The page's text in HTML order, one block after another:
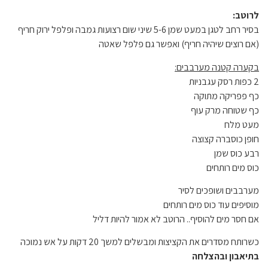
לרוטב:
בסיר רחב לטגן במעט שמן 5-6 שיני שום רצועות גמבה ופלפל ירוק חריף
(אם רוצים שיהיה חריף) ואפשר גם פלפל שאטה
בקערה קטנה מערבבים:
2 כפות רסק עגבניות
כף פפריקה מתוקה
כף שטוחה מרק עוף
מעט מלח
חופן כוסברה קצוצה
רבע כוס שמן
כוס מים רותחים
מערבבים ושופכים לסיר
מוסיפים עוד כוס מים רותחים
אם חסר מים להוסיף.. הרוטב לא אמור להיות דליל
כשרותח מסדרים את הקציצות ומבשלים למשך 20 דקות על אש נמוכה
בתיאבון ובהצלחה